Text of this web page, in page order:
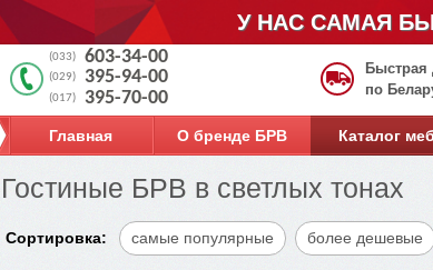
У НАС САМАЯ
(033) 603-34-00
(029) 395-94-00
(017) 395-70-00
Быстрая
по
Главная О бренде БРВ Каталог
Гостиные БРВ в светлых тонах
Сортировка: самые популярные более дешевые